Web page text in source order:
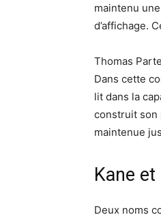
maintenu
d’affichage.
Thomas
Dans cette
lit dans la
construit son
maintenue
Kane
Deux noms